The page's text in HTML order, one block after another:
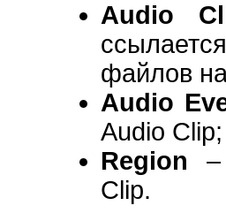
Audio
файлов
Audio
Audio Clip;
Region –
Clip.